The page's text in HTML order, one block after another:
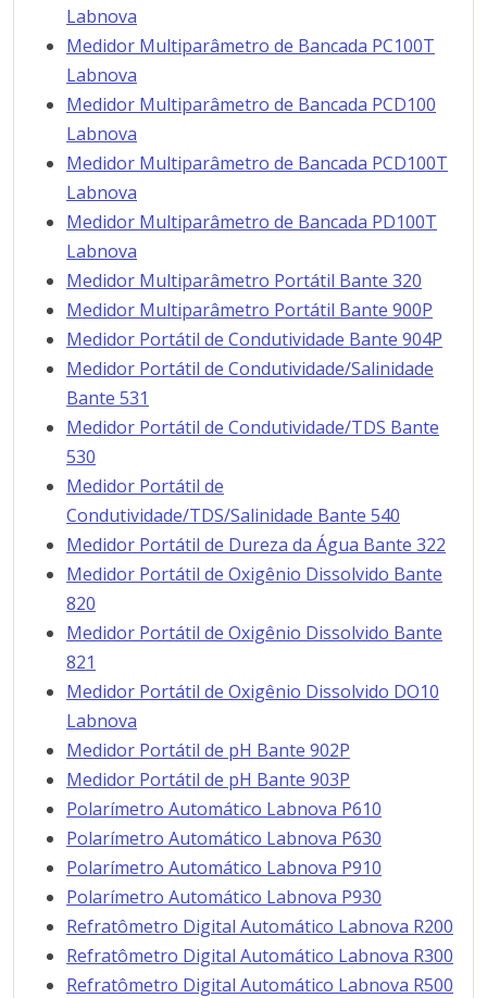
Labnova
Medidor Multiparâmetro de Bancada PC100T
Labnova
Medidor Multiparâmetro de Bancada PCD100
Labnova
Medidor Multiparâmetro de Bancada PCD100T
Labnova
Medidor Multiparâmetro de Bancada PD100T
Labnova
Medidor Multiparâmetro Portátil Bante 320
Medidor Multiparâmetro Portátil Bante 900P
Medidor Portátil de Condutividade Bante 904P
Medidor Portátil de Condutividade/Salinidade
Bante 531
Medidor Portátil de Condutividade/TDS Bante
530
Medidor Portátil de
Condutividade/TDS/Salinidade Bante 540
Medidor Portátil de Dureza da Água Bante 322
Medidor Portátil de Oxigênio Dissolvido Bante
820
Medidor Portátil de Oxigênio Dissolvido Bante
821
Medidor Portátil de Oxigênio Dissolvido DO10
Labnova
Medidor Portátil de pH Bante 902P
Medidor Portátil de pH Bante 903P
Polarímetro Automático Labnova P610
Polarímetro Automático Labnova P630
Polarímetro Automático Labnova P910
Polarímetro Automático Labnova P930
Refratômetro Digital Automático Labnova R200
Refratômetro Digital Automático Labnova R300
Refratômetro Digital Automático Labnova R500